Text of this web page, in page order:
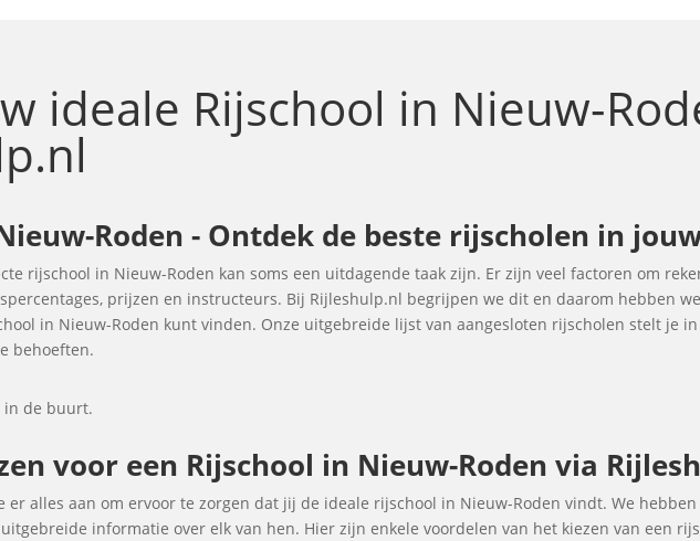
ideale Rijschool in Nieuw-
Roden - Ontdek de beste rijscholen in
rijschool in Nieuw-Roden kan soms een uitdagende taak zijn. Er zijn veel factoren om
prijzen en instructeurs. Bij Rijleshulp.nl begrijpen we dit en daarom hebben
in Nieuw-Roden kunt vinden. Onze uitgebreide lijst van aangesloten rijscholen stelt je
behoeften.
in de buurt.
voor een Rijschool in Nieuw-Roden via
er alles aan om ervoor te zorgen dat jij de ideale rijschool in Nieuw-Roden vindt. We
informatie over elk van hen. Hier zijn enkele voordelen van het kiezen van een